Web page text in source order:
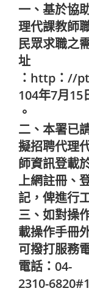
一、基於協
理代課教師
民眾求職之
址
：http：//
104年7月15
。
二、本署已
擬招聘代理
師資訊登載
上網註冊、
記，俾進行
三、如對操
載操作手冊
可撥打服務
電話：04-
2310-